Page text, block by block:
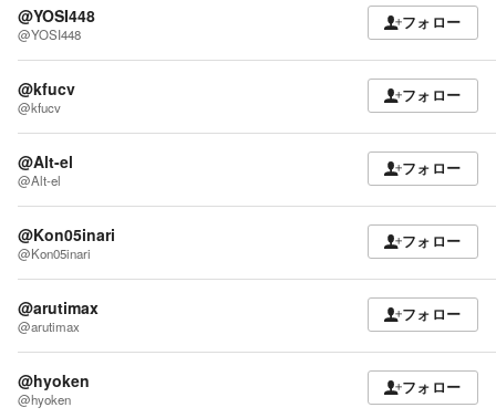
@YOSI448
@YOSI448
フォロー
@kfucv
@kfucv
フォロー
@Alt-el
@Alt-el
フォロー
@Kon05inari
@Kon05inari
フォロー
@arutimax
@arutimax
フォロー
@hyoken
@hyoken
フォロー